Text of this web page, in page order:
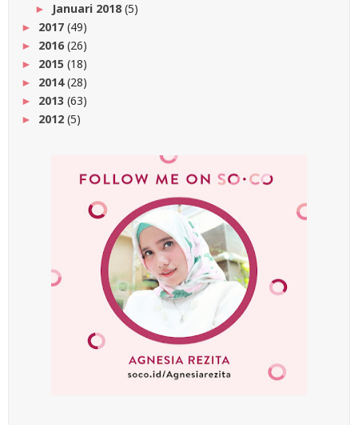
► Januari 2018 (5)
► 2017 (49)
► 2016(26)
► 2015 (18)
► 2014(28)
► 2013 (63)
► 2012 (5)